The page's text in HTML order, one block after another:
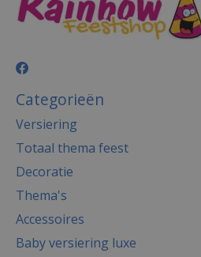
Categorieën
Versiering
Totaal thema feest
Decoratie
Thema's
Accessoires
Baby versiering luxe